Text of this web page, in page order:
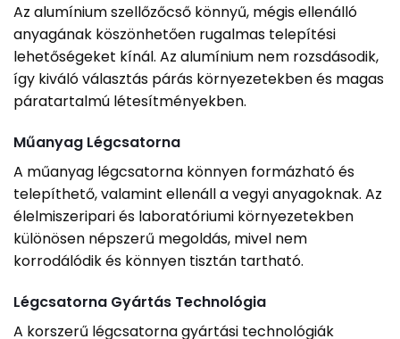
Az alumínium szellőzőcső könnyű, mégis ellenálló
anyagának köszönhetően rugalmas telepítési
lehetőségeket kínál. Az alumínium nem rozsdásodik,
így kiváló választás párás környezetekben és magas
páratartalmú létesítményekben.
Műanyag Légcsatorna
A műanyag légcsatorna könnyen formázható és
telepíthető, valamint ellenáll a vegyi anyagoknak. Az
élelmiszeripari és laboratóriumi környezetekben
különösen népszerű megoldás, mivel nem
korrodálódik és könnyen tisztán tartható.
Légcsatorna Gyártás Technológia
A korszerű légcsatorna gyártási technológiák